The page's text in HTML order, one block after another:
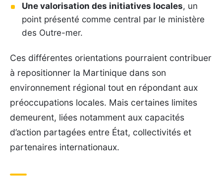
Une valorisation des initiatives locales, un
point présenté comme central par le ministère
des Outre-mer.
Ces différentes orientations pourraient contribuer
à repositionner la Martinique dans son
environnement régional tout en répondant aux
préoccupations locales. Mais certaines limites
demeurent, liées notamment aux capacités
d’action partagées entre État, collectivités et
partenaires internationaux.